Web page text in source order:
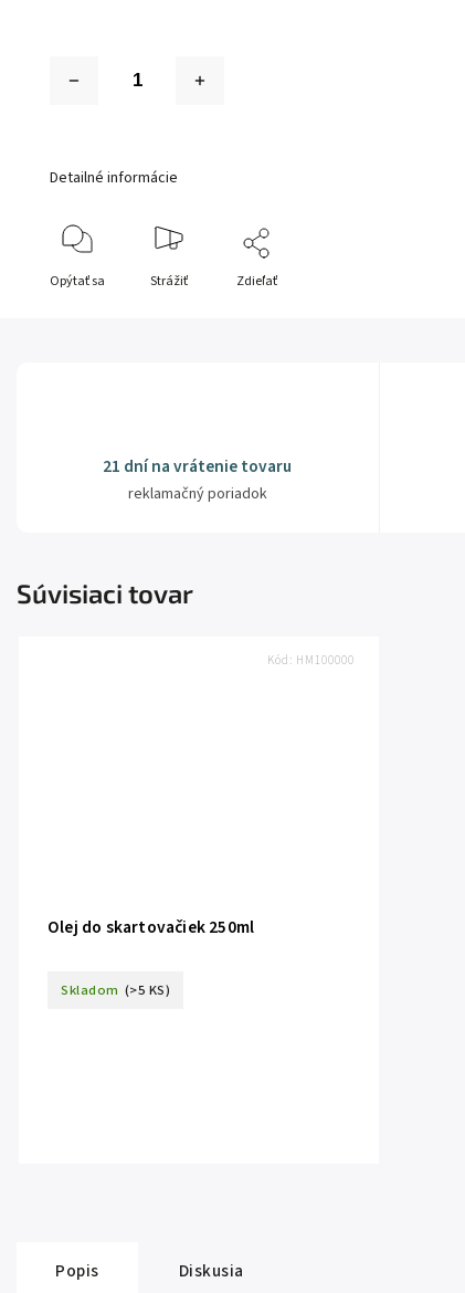
Detailné informácie
Opýtať sa Strážiť Zdieľať
21 dní na vrátenie tovaru
reklamačný poriadok
Súvisiaci tovar
Olej do skartovačiek 250ml
Skladom (>5 KS)
Kód: HM100000
Popis Diskusia